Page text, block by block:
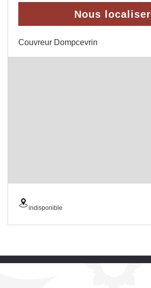
Nous localiser
Couvreur Dompcevrin
indisponible